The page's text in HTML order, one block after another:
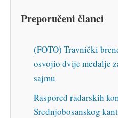
Preporučeni članci
(FOTO) Travnički
osvojio dvije medalje
sajmu
Raspored radarskih
Srednjobosanskog